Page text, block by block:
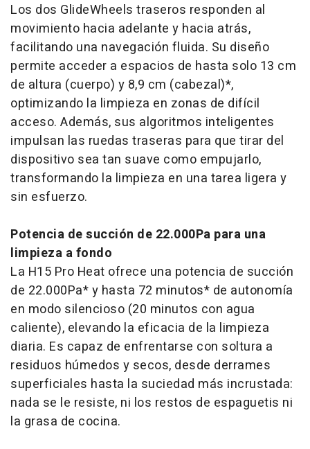
Los dos GlideWheels traseros responden al
movimiento hacia adelante y hacia atrás,
facilitando una navegación fluida. Su diseño
permite acceder a espacios de hasta solo 13 cm
de altura (cuerpo) y 8,9 cm (cabezal)*,
optimizando la limpieza en zonas de difícil
acceso. Además, sus algoritmos inteligentes
impulsan las ruedas traseras para que tirar del
dispositivo sea tan suave como empujarlo,
transformando la limpieza en una tarea ligera y
sin esfuerzo.
Potencia de succión de 22.000Pa para una
limpieza a fondo
La H15 Pro Heat ofrece una potencia de succión
de 22.000Pa* y hasta 72 minutos* de autonomía
en modo silencioso (20 minutos con agua
caliente), elevando la eficacia de la limpieza
diaria. Es capaz de enfrentarse con soltura a
residuos húmedos y secos, desde derrames
superficiales hasta la suciedad más incrustada:
nada se le resiste, ni los restos de espaguetis ni
la grasa de cocina.